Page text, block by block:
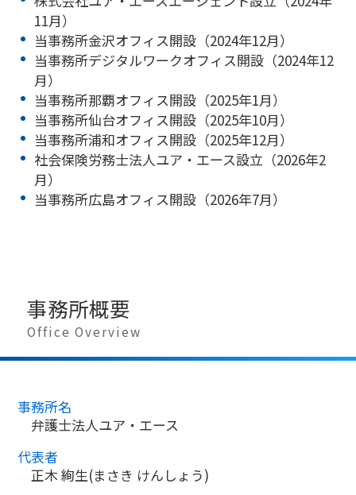
11月）
当事務所金沢オフィス開設（2024年12月）
当事務所デジタルワークオフィス開設（2024年12
月）
当事務所那覇オフィス開設（2025年1月）
当事務所仙台オフィス開設（2025年10月）
当事務所浦和オフィス開設（2025年12月）
社会保険労務士法人ユア・エース設立（2026年2
月）
当事務所広島オフィス開設（2026年7月）
事務所概要
Office Overview
事務所名
弁護士法人ユア・エース
代表者
正木 絢生(まさき けんしょう)